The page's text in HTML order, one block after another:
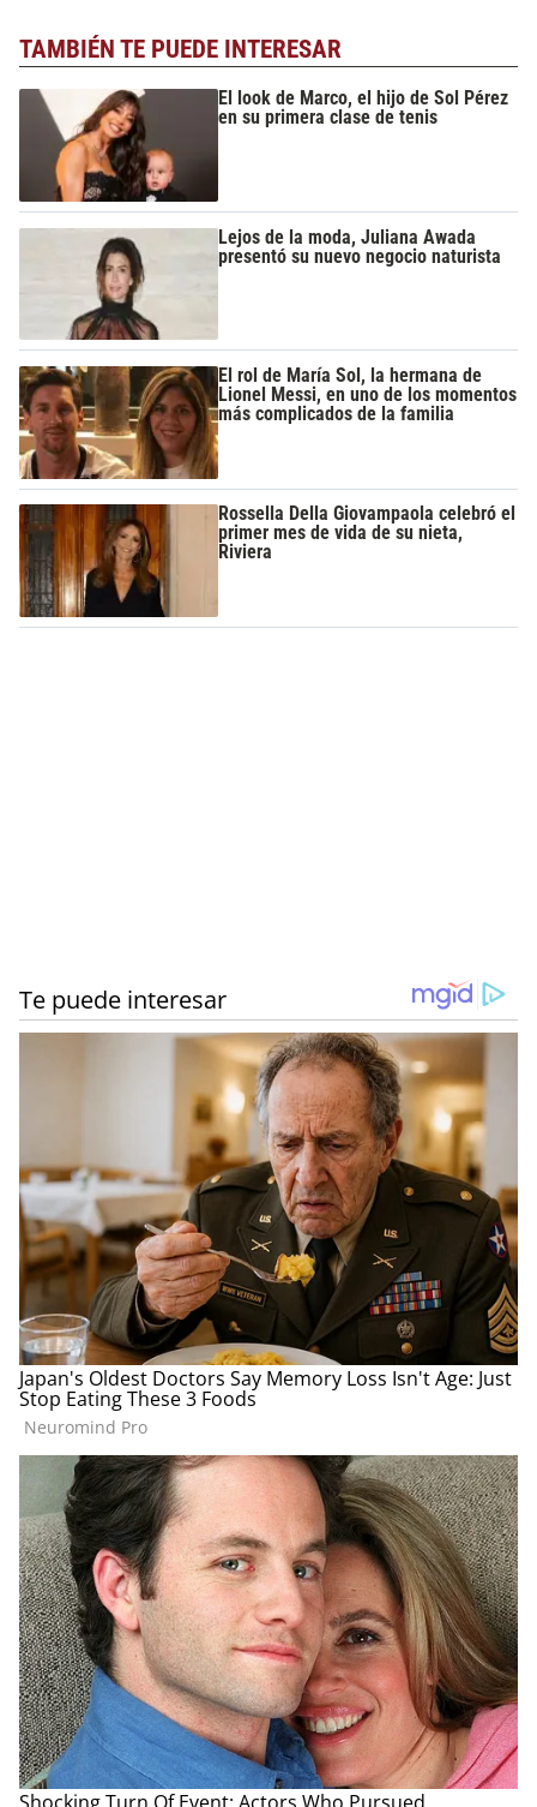
TAMBIÉN TE PUEDE INTERESAR
El look de Marco, el hijo de Sol Pérez
en su primera clase de tenis
Lejos de la moda, Juliana Awada
presentó su nuevo negocio naturista
El rol de María Sol, la hermana de
Lionel Messi, en uno de los momentos
más complicados de la familia
Rossella Della Giovampaola celebró el
primer mes de vida de su nieta,
Riviera